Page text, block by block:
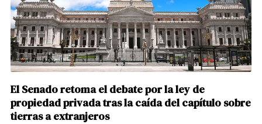
El Senado retoma el debate por la ley de
propiedad privada tras la caída del capítulo sobre
tierras a extranjeros